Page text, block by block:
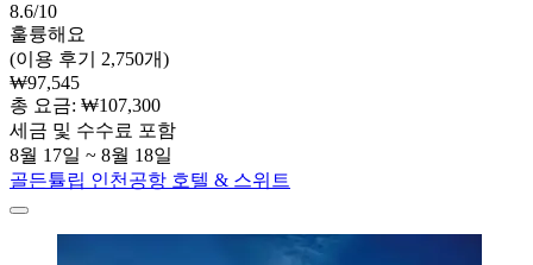
8.6/10
훌륭해요
(이용 후기 2,750개)
₩97,545
총 요금: ₩107,300
세금 및 수수료 포함
8월 17일 ~ 8월 18일
골든튤립 인천공항 호텔 & 스위트